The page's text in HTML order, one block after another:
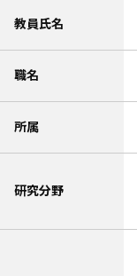
教員氏名
職名
所属
研究分野